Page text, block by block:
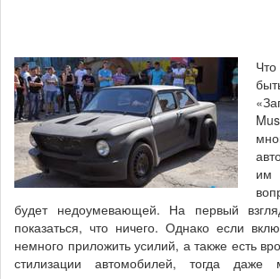
им
будет недоумевающей. На первый
показаться, что ничего. Однако если
немного приложить усилий, а также есть
стилизации автомобилей, тогда даже